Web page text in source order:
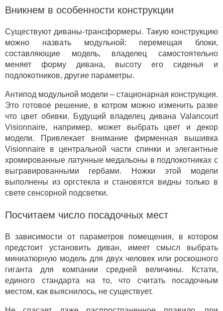
Вникнем в особенности конструкции
Существуют диваны-трансформеры. Такую конструкцию
можно назвать модульной: перемещая блоки,
составляющие модель, владелец самостоятельно
меняет форму дивана, высоту его сиденья и
подлокотников, другие параметры.
Антипод модульной модели – стационарная конструкция.
Это готовое решение, в котром можно изменить разве
что цвет обивки. Будущий владелец дивана Valancourt
Visionnaire, например, может выбрать цвет и декор
модели. Привлекает внимание фирменная вышивка
Visionnaire в центральной части спинки и элегантные
хромированные латунные медальоны в подлокотниках с
выгравированными гербами. Ножки этой модели
выполнены из оргстекла и становятся видны только в
свете сенсорной подсветки.
Посчитаем число посадочных мест
В зависимости от параметров помещения, в котором
предстоит установить диван, имеет смысл выбрать
миниатюрную модель для двух человек или роскошного
гиганта для компании средней величины. Кстати,
единого стандарта на то, что считать посадочным
местом, как выяснилось, не существует.